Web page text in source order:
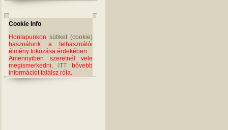
Cookie Info
Honlapunkon sütiket (cookie)
használunk a felhasználói
élmény fokozása érdekében.
Amennyiben szeretnél vele
megismerkedni,
ITT bővebb
információt találsz róla.